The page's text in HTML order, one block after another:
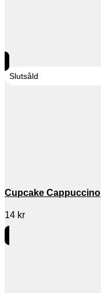
Slutsåld
Cupcake Cappuccino
14 kr